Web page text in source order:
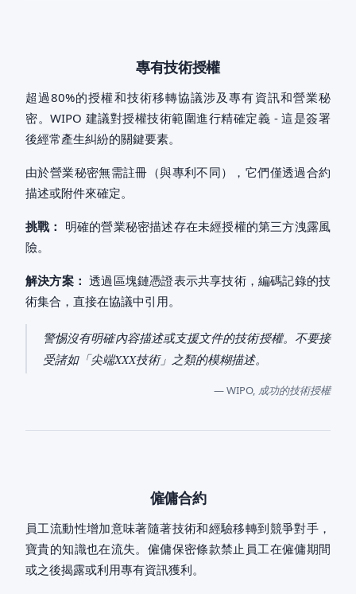
專有技術授權
超過80%的授權和技術移轉協議涉及專有資訊和營業秘
密。WIPO 建議對授權技術範圍進行精確定義 - 這是簽署
後經常產生糾紛的關鍵要素。
由於營業秘密無需註冊（與專利不同），它們僅透過合約
描述或附件來確定。
挑戰： 明確的營業秘密描述存在未經授權的第三方洩露風
險。
解決方案： 透過區塊鏈憑證表示共享技術，編碼記錄的技
術集合，直接在協議中引用。
警惕沒有明確內容描述或支援文件的技術授權。不要接
受諸如「尖端XXX技術」之類的模糊描述。
— WIPO, 成功的技術授權
僱傭合約
員工流動性增加意味著隨著技術和經驗移轉到競爭對手，
寶貴的知識也在流失。僱傭保密條款禁止員工在僱傭期間
或之後揭露或利用專有資訊獲利。